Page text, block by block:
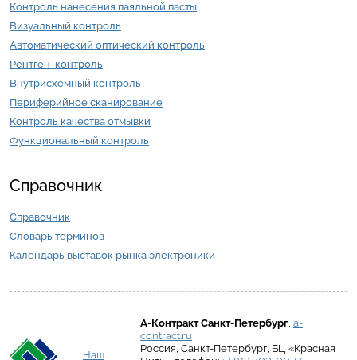
Контроль нанесения паяльной пасты
Визуальный контроль
Автоматический оптический контроль
Рентген-контроль
Внутрисхемный контроль
Периферийное сканирование
Контроль качества отмывки
Функциональный контроль
Справочник
Справочник
Словарь терминов
Календарь выставок рынка электроники
Наш
А-Контракт Санкт-Петербург, a-
contract.ru
Россия, Санкт-Петербург, БЦ «Красная